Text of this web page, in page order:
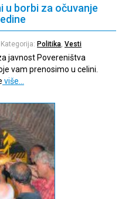
u borbi za očuvanje
Kategorija: Politika, Vesti
javnost Povereništva
vam prenosimo u celini.
više…